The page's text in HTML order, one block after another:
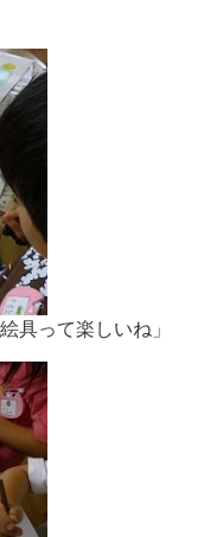
具って楽しいね」